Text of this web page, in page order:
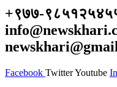
+९७७-
Facebook TwitterYoutube